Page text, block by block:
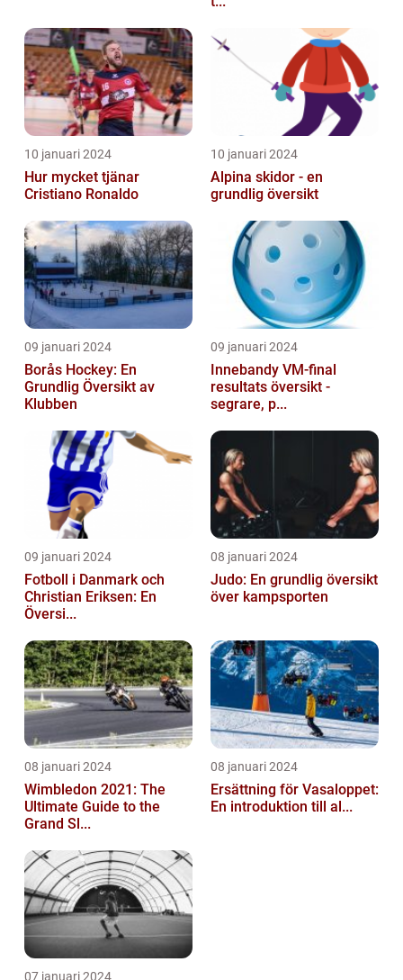
10 januari 2024
Hur mycket tjänar
Cristiano Ronaldo
10 januari 2024
Alpina skidor - en
grundlig översikt
09 januari 2024
Borås Hockey: En
Grundlig Översikt av
Klubben
09 januari 2024
Innebandy VM-final
resultats översikt -
segrare, p...
09 januari 2024
Fotboll i Danmark och
Christian Eriksen: En
Översi...
08 januari 2024
Judo: En grundlig översikt
över kampsporten
08 januari 2024
Wimbledon 2021: The
Ultimate Guide to the
Grand Sl...
08 januari 2024
Ersättning för Vasaloppet:
En introduktion till al...
07 januari 2024